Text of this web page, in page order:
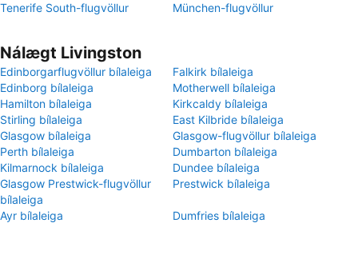
Tenerife South-flugvöllur
München-flugvöllur
Nálægt Livingston
Edinborgarflugvöllur bílaleiga
Falkirk bílaleiga
Edinborg bílaleiga
Motherwell bílaleiga
Hamilton bílaleiga
Kirkcaldy bílaleiga
Stirling bílaleiga
East Kilbride bílaleiga
Glasgow bílaleiga
Glasgow-flugvöllur bílaleiga
Perth bílaleiga
Dumbarton bílaleiga
Kilmarnock bílaleiga
Dundee bílaleiga
Glasgow Prestwick-flugvöllur
bílaleiga
Prestwick bílaleiga
Ayr bílaleiga Dumfries bílaleiga